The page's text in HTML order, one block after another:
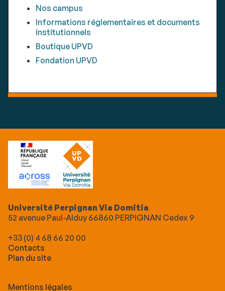
Nos campus
Informations réglementaires et documents
institutionnels
Boutique UPVD
Fondation UPVD
Université Perpignan Via Domitia
52 avenue Paul-Alduy 66860 PERPIGNAN Cedex 9
+33 (0) 4 68 66 20 00
Contacts
Plan du site
Mentions légales